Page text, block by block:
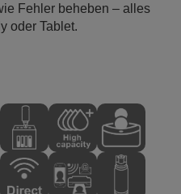
Fehler beheben – alles
oder Tablet.